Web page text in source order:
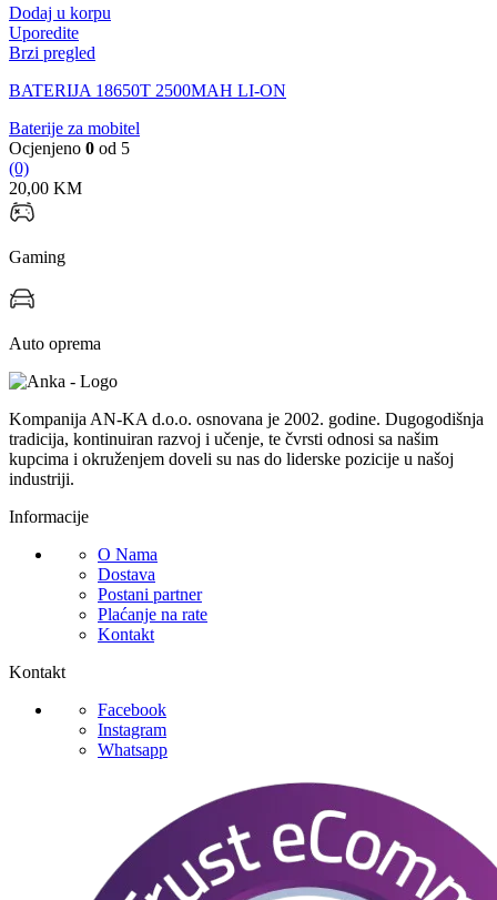
Dodaj u korpu
Uporedite
Brzi pregled
BATERIJA 18650T 2500MAH LI-ON
Baterije za mobitel
Ocjenjeno 0 od 5
(0)
20,00 KM
Gaming
Auto oprema
Kompanija AN-KA d.o.o. osnovana je 2002. godine. Dugogodišnja
tradicija, kontinuiran razvoj i učenje, te čvrsti odnosi sa našim
kupcima i okruženjem doveli su nas do liderske pozicije u našoj
industriji.
Informacije
O Nama
Dostava
Postani partner
Plaćanje na rate
Kontakt
Kontakt
Facebook
Instagram
Whatsapp